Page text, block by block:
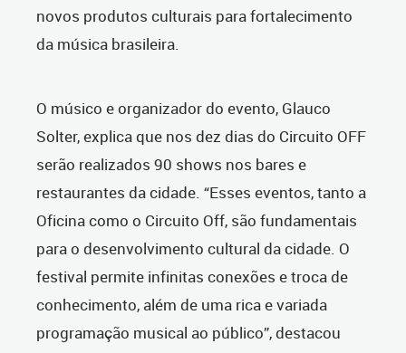
novos produtos culturais para fortalecimento
da música brasileira.
O músico e organizador do evento, Glauco
Solter, explica que nos dez dias do Circuito OFF
serão realizados 90 shows nos bares e
restaurantes da cidade. “Esses eventos, tanto a
Oficina como o Circuito Off, são fundamentais
para o desenvolvimento cultural da cidade. O
festival permite infinitas conexões e troca de
conhecimento, além de uma rica e variada
programação musical ao público”, destacou